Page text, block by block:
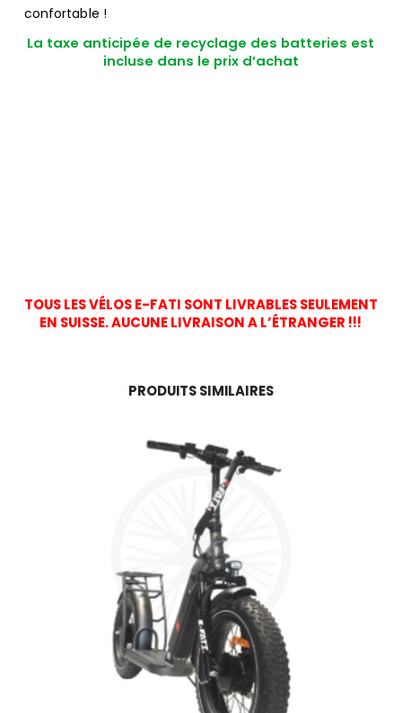
confortable !
La taxe anticipée de recyclage des batteries est
incluse dans le prix d’achat
TOUS LES VÉLOS E-FATI SONT LIVRABLES SEULEMENT
EN SUISSE. AUCUNE LIVRAISON A L’ÉTRANGER !!!
PRODUITS SIMILAIRES